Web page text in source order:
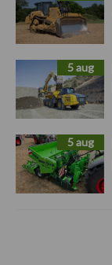
5 aug
5 aug